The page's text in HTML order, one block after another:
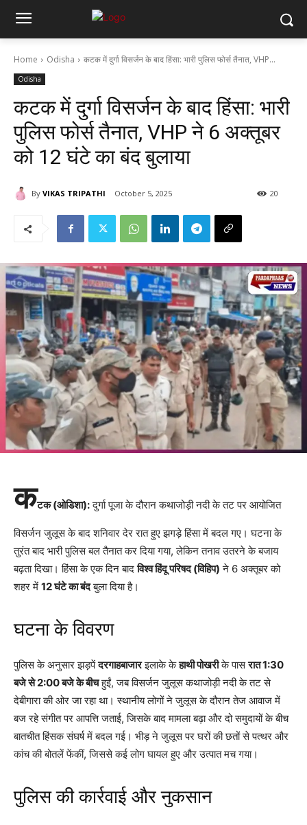
Home Odisha कटक में दुर्गा विसर्जन के बाद हिंसा: भारी पुलिस फोर्स तैनात, VHP...
Odisha
कटक में दुर्गा विसर्जन के बाद हिंसा: भारी
पुलिस फोर्स तैनात, VHP ने 6 अक्तूबर
को 12 घंटे का बंद बुलाया
By VIKAS TRIPATHI October 5, 2025 20
कटक (ओडिशा):दुर्गा पूजा के दौरान कथाजोड़ी नदी के तट पर आयोजित
विसर्जन जुलूस के बाद शनिवार देर रात हुए झगड़े हिंसा में बदल गए। घटना के
तुरंत बाद भारी पुलिस बल तैनात कर दिया गया, लेकिन तनाव उतरने के बजाय
बढ़ता दिखा। हिंसा के एक दिन बादविश्व हिंदू परिषद (विहिप) ने 6 अक्तूबर को
शहर में 12 घंटे का बंदबुला दिया है।
घटना के विवरण
पुलिस के अनुसार झड़पेंदरगाहबाजारइलाके केहाथी पोखरीके पासरात 1:30
बजे से 2:00 बजे के बीचहुईं, जब विसर्जन जुलूस कथाजोड़ी नदी के तट से
देबीगारा की ओर जा रहा था। स्थानीय लोगों ने जुलूस के दौरान तेज आवाज में
बज रहे संगीत पर आपत्ति जताई, जिसके बाद मामला बढ़ा और दो समुदायों के बीच
बातचीत हिंसक संघर्ष में बदल गई। भीड़ ने जुलूस पर घरों की छतों से पत्थर और
कांच की बोतलें फेंकीं, जिससे कई लोग घायल हुए और उत्पात मच गया।
पुलिस की कार्रवाई और नुकसान